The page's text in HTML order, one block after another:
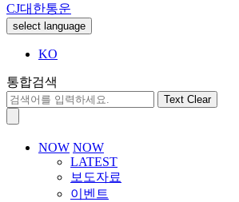
CJ대한통운
select language
KO
통합검색
Text Clear
NOW NOW
LATEST
보도자료
이벤트